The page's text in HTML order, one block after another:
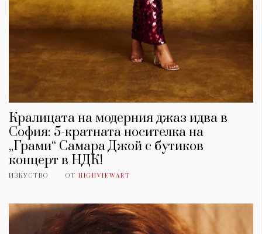
Кралицата на модерния джаз идва в
София: 5-кратната носителка на
„Грами“ Самара Джой с бутиков
концерт в НДК!
ИЗКУСТВО ОТ HIGHVIEWART